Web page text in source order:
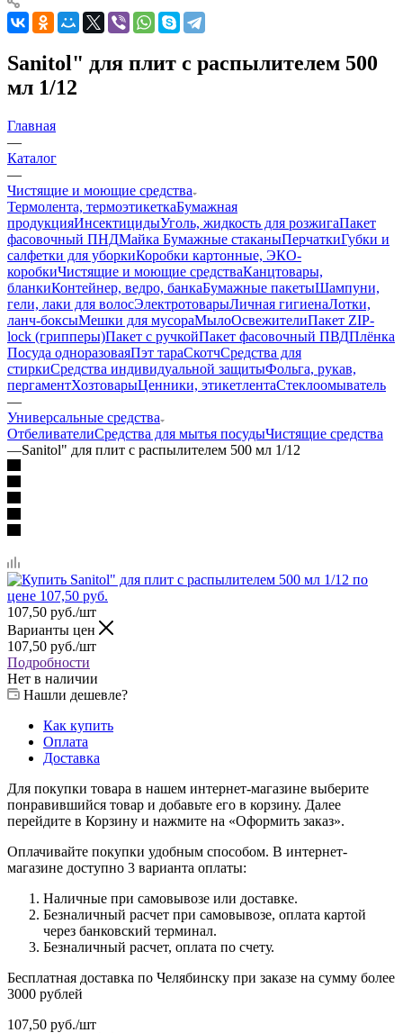
Sanitol" для плит с распылителем 500
мл 1/12
Главная
—
Каталог
—
Чистящие и моющие средства
Термолента, термоэтикеткаБумажная
продукцияИнсектицидыУголь, жидкость для розжигаПакет
фасовочный ПНДМайка Бумажные стаканыПерчаткиГубки и
салфетки для уборкиКоробки картонные, ЭКО-
коробкиЧистящие и моющие средстваКанцтовары,
бланкиКонтейнер, ведро, банкаБумажные пакетыШампуни,
гели, лаки для волосЭлектротоварыЛичная гигиенаЛотки,
ланч-боксыМешки для мусораМылоОсвежителиПакет ZIP-
lock (грипперы)Пакет с ручкойПакет фасовочный ПВДПлёнка
Посуда одноразоваяПэт тараСкотчСредства для
стиркиСредства индивидуальной защитыФольга, рукав,
пергаментХозтоварыЦенники, этикетлентаСтеклоомыватель
—
Универсальные средства
ОтбеливателиСредства для мытья посудыЧистящие средства
—Sanitol" для плит с распылителем 500 мл 1/12
107,50 руб./шт
Варианты цен
107,50 руб./шт
Подробности
Нет в наличии
Нашли дешевле?
Как купить
Оплата
Доставка
Для покупки товара в нашем интернет-магазине выберите
понравившийся товар и добавьте его в корзину. Далее
перейдите в Корзину и нажмите на «Оформить заказ».
Оплачивайте покупки удобным способом. В интернет-
магазине доступно 3 варианта оплаты:
Наличные при самовывозе или доставке.
Безналичный расчет при самовывозе, оплата картой
через банковский терминал.
Безналичный расчет, оплата по счету.
Бесплатная доставка по Челябинску при заказе на сумму более
3000 рублей
107,50 руб./шт